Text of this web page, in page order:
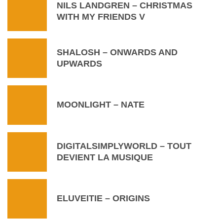
NILS LANDGREN – CHRISTMAS
WITH MY FRIENDS V
SHALOSH ‎– ONWARDS AND
UPWARDS
MOONLIGHT – NATE
DIGITALSIMPLYWORLD – TOUT
DEVIENT LA MUSIQUE
ELUVEITIE – ORIGINS